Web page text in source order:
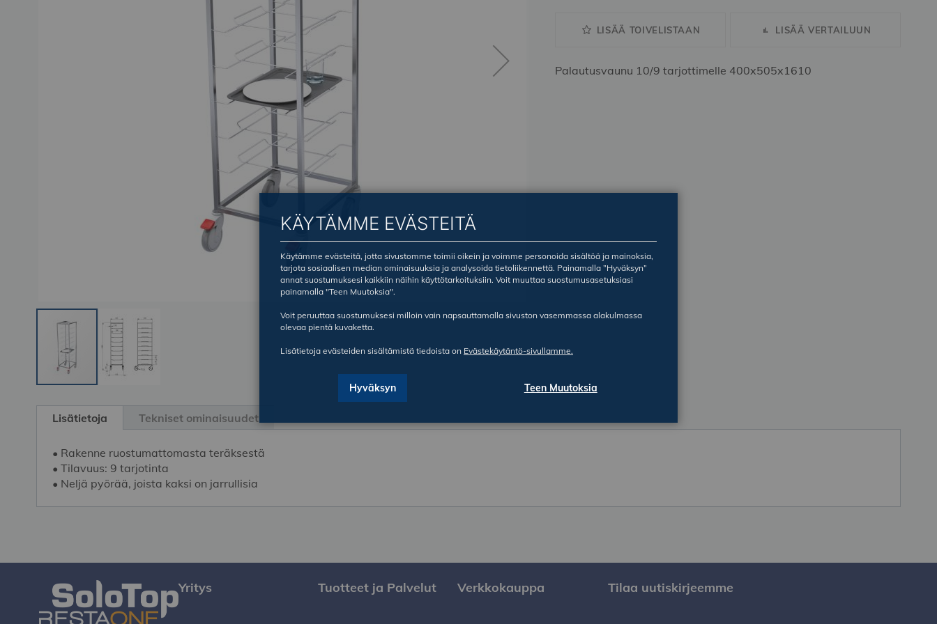
LISÄÄ TOIVELISTAAN LISÄÄ VERTAILUUN
Palautusvaunu 10/9 tarjottimelle 400x505x1610
to
images
Lisätietoja
• Rakenne ruostumattomasta teräksestä
• Tilavuus: 9 tarjotinta
• Neljä pyörää, joista kaksi on jarrullisia
Tekniset ominaisuudet
Yritys Tuotteet ja Palvelut Verkkokauppa Tilaa uutiskirjeemme
KÄYTÄMME EVÄSTEITÄ
Käytämme evästeitä, jotta sivustomme toimii oikein ja voimme personoida sisältöä ja mainoksia,
tarjota sosiaalisen median ominaisuuksia ja analysoida tietoliikennettä. Painamalla ”Hyväksyn”
annat suostumuksesi kaikkiin näihin käyttötarkoituksiin. Voit muuttaa suostumusasetuksiasi
painamalla "Teen Muutoksia".
Voit peruuttaa suostumuksesi milloin vain napsauttamalla sivuston vasemmassa alakulmassa
olevaa pientä kuvaketta.
Lisätietoja evästeiden sisältämistä tiedoista on Evästekäytäntö-sivullamme.
Hyväksyn Teen Muutoksia